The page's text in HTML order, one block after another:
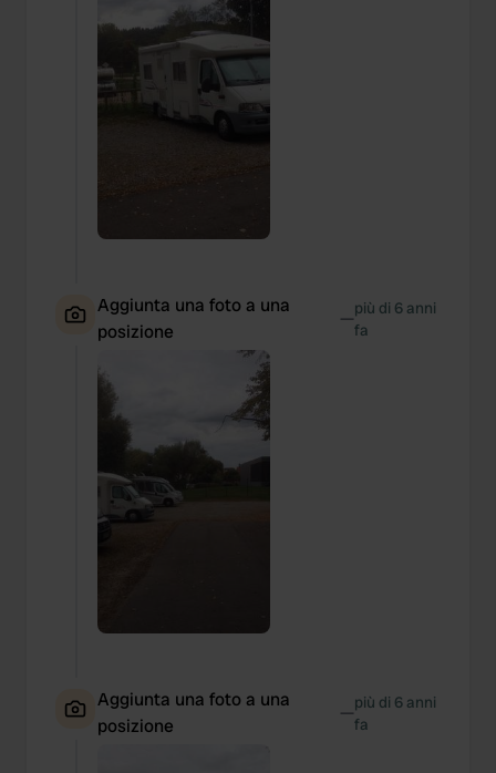
Aggiunta una foto a una
posizione
—più di 6 anni
fa
Aggiunta una foto a una
posizione
—più di 6 anni
fa